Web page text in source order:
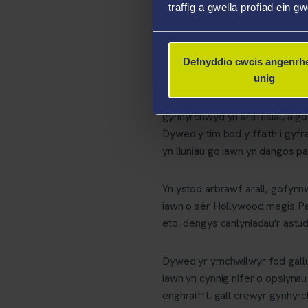
traffig a gwella profiad ein
Defnyddio cwcis
unig
Mae'r ffaith y gall offer
ddulliau darganfod dibynadwy
Yn ystod un arbrawf, a oedd
dangoswyd cyfres o
gynhyrchwyd yn artiffisial, a
Dywed y tîm bod y ffaith i
yn lluniau go iawn yn dangos
Yn ystod arbrawf arall,
iawn o sêr Hollywood megis
eto, dengys canlyniadau'r
Dywed yr ymchwilwyr fod
iawn yn cynnig nifer o
enghraifft, gall crëwyr